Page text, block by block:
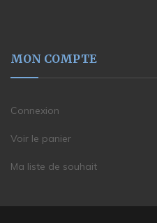
MON COMPTE
Connexion
Voir le panier
Ma liste de souhait